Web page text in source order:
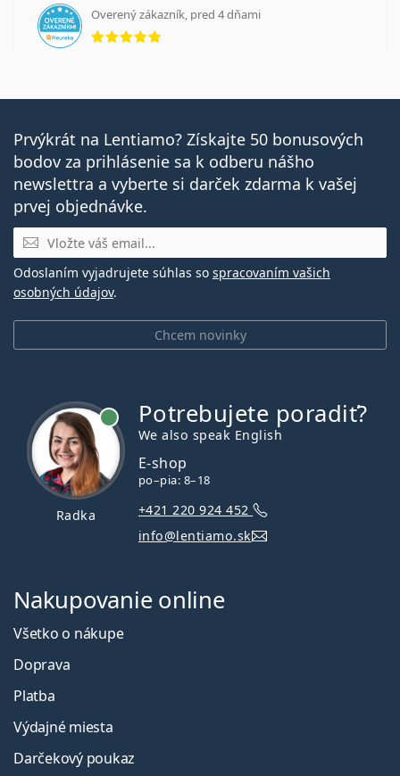
Overený zákazník, pred 4 dňami
hodnotenie 5 z 5
Prvýkrát na Lentiamo? Získajte 50 bonusových
bodov za prihlásenie sa k odberu nášho
newslettra a vyberte si darček zdarma k vašej
prvej objednávke.
E-mail
Chcem novinky
Odoslaním vyjadrujete súhlas so spracovaním vašich
osobných údajov.
Radka
Potrebujete poradiť?
We also speak English
E-shop
po–pia: 8–18
+421 220 924 452
info@lentiamo.sk
Nakupovanie online
Všetko o nákupe
Doprava
Platba
Výdajné miesta
Darčekový poukaz